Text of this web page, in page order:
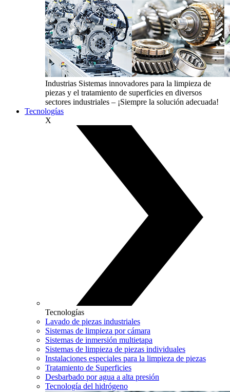
Industrias Sistemas innovadores para la limpieza de
piezas y el tratamiento de superficies en diversos
sectores industriales – ¡Siempre la solución adecuada!
Tecnologías
X
Tecnologías
Lavado de piezas industriales
Sistemas de limpieza por cámara
Sistemas de inmersión multietapa
Sistemas de limpieza de piezas individuales
Instalaciones especiales para la limpieza de piezas
Tratamiento de Superficies
Desbarbado por agua a alta presión
Tecnología del hidrógeno